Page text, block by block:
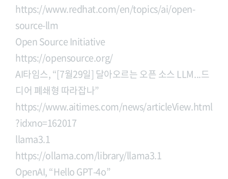
https://www.redhat.com/en/topics/ai/open-
source-llm
Open Source Initiative
https://opensource.org/
AI타임스, “[7월29일] 달아오르는 오픈 소스 LLM...드
디어 폐쇄형 따라잡나”
https://www.aitimes.com/news/articleView.html
?idxno=162017
llama3.1
https://ollama.com/library/llama3.1
OpenAI, “Hello GPT-4o”